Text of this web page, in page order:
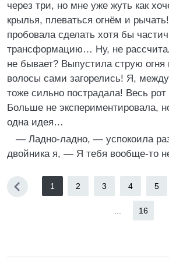
через три, но мне уже жуть как
крылья, плеваться огнём и
пробовала сделать хотя бы
трансформацию… Ну, не
не бывает? Выпустила струю огня
волосы сами загорелись! Я,
тоже сильно пострадала! Весь
Больше не экспериментировала,
одна идея…
— Ладно-ладно, — успокоила
двойника я, — Я тебя вообще-то
1 2 3 4 5
16